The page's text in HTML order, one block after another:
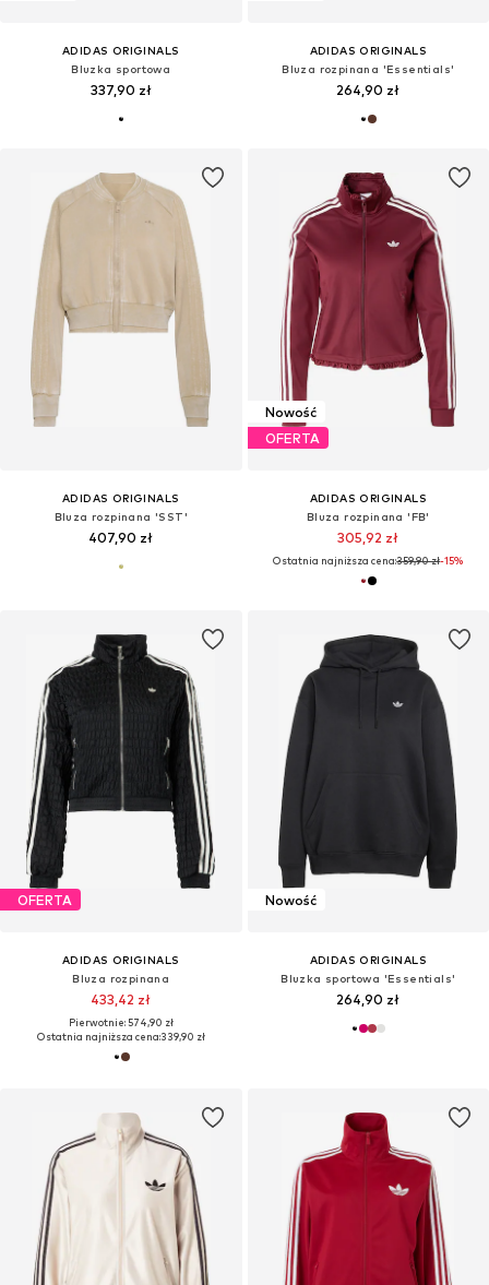
ADIDAS ORIGINALS
Bluzka sportowa
337,90 zł
ADIDAS ORIGINALS
Bluza rozpinana 'Essentials'
264,90 zł
ADIDAS ORIGINALS
Bluza rozpinana 'SST'
407,90 zł
Nowość
OFERTA
ADIDAS ORIGINALS
Bluza rozpinana 'FB'
305,92 zł
Ostatnia najniższa cena:359,90 zł-15%
OFERTA
ADIDAS ORIGINALS
Bluza rozpinana
433,42 zł
Pierwotnie: 574,90 zł
Ostatnia najniższa cena:339,90 zł
Nowość
ADIDAS ORIGINALS
Bluzka sportowa 'Essentials'
264,90 zł